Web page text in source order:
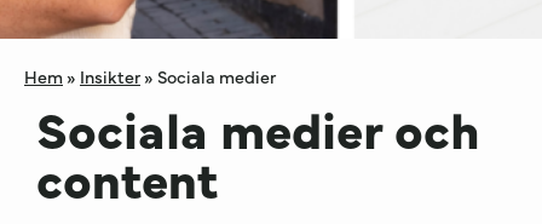
Hem » Insikter » Sociala medier
Sociala medier och
content